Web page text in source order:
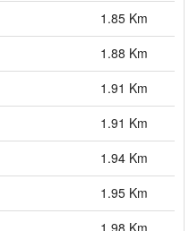
1.85 Km
1.88 Km
1.91 Km
1.91 Km
1.94 Km
1.95 Km
1.98 Km